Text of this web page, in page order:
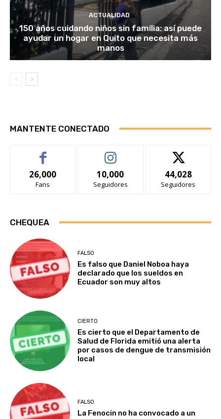
ACTUALIDAD
150 años cuidando niños sin familia: así puede
ayudar un hogar en Quito que necesita más
manos
MANTENTE CONECTADO
26,000
Fans
10,000
Seguidores
44,028
Seguidores
CHEQUEA
FALSO
Es falso que Daniel Noboa haya
declarado que los sueldos en
Ecuador son muy altos
CIERTO
Es cierto que el Departamento de
Salud de Florida emitió una alerta
por casos de dengue de transmisión
local
FALSO
La Fenocin no ha convocado a un